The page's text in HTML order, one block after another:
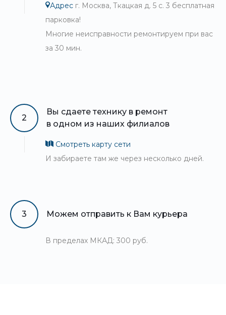
Адрес г. Москва, Ткацкая д. 5 с. 3 бесплатная
парковка!
Многие неисправности ремонтируем при вас
за 30 мин.
2
Вы сдаете технику в ремонт
в одном из наших филиалов
Смотреть карту сети
И забираете там же через несколько дней.
3 Можем отправить к Вам курьера
В пределах МКАД: 300 руб.